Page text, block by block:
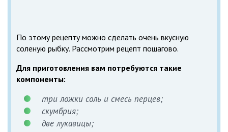
По этому рецепту можно сделать очень вкусную
соленую рыбку. Рассмотрим рецепт пошагово.
Для приготовления вам потребуются такие
компоненты:
три ложки соль и смесь перцев;
скумбрия;
две лукавицы;